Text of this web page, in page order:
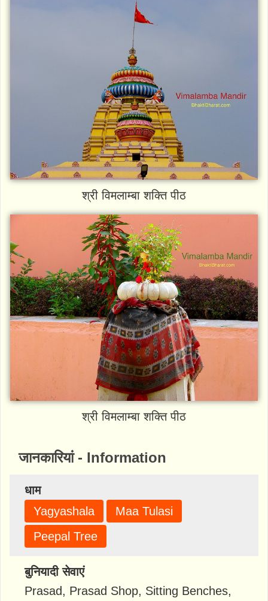
श्री विमलाम्बा शक्ति पीठ
श्री विमलाम्बा शक्ति पीठ
जानकारियां - Information
धाम
Yagyashala
Maa Tulasi
Peepal Tree
बुनियादी सेवाएं
Prasad, Prasad Shop, Sitting Benches,